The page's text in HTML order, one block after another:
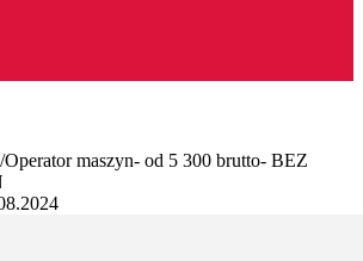
maszyn- od 5 300 brutto- BEZ